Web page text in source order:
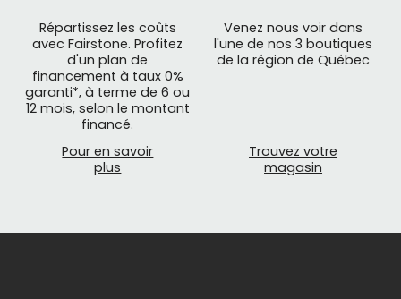
Répartissez les coûts
avec Fairstone. Profitez
d'un plan de
financement à taux 0%
garanti*, à terme de 6 ou
12 mois, selon le montant
financé.
Pour en savoir
plus
Venez nous voir dans
l'une de nos 3 boutiques
de la région de Québec
Trouvez votre
magasin